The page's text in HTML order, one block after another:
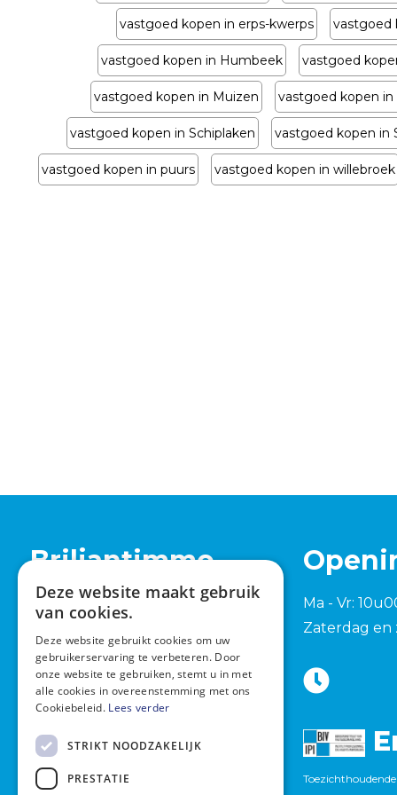
vastgoed kopen in erps-kwerps vastgoed
vastgoed kopen in Humbeek vastgoed
vastgoed kopen in Muizen vastgoed kopen in
vastgoed kopen in Schiplaken vastgoed kopen in
vastgoed kopen in puurs vastgoed kopen in willebroek
Briljantimmo
Tervuursesteenweg 762
+32 15 420 277
info@briljantimmo.be
Ma - Vr:
Zaterdag en
Deze website maakt gebruik
van cookies.
Deze website gebruikt cookies om uw
gebruikerservaring te verbeteren. Door
onze website te gebruiken, stemt u in met
alle cookies in overeenstemming met ons
Cookiebeleid. Lees verder
STRIKT NOODZAKELIJK
PRESTATIE